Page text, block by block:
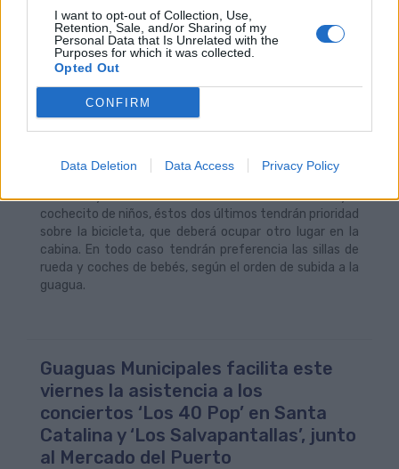
I want to opt-out of Collection, Use,
Retention, Sale, and/or Sharing of my
Personal Data that Is Unrelated with the
Purposes for which it was collected.
Opted Out
CONFIRM
Data Deletion Data Access Privacy Policy
sobre las bicicletas plegables -las únicas que pueden
viajar a bordo-. Se recuerda que se permite el acceso a
las guaguas con bicicletas plegables con el tamaño
equivalente a un equipaje de mano, pero siempre en
plegar la bicicleta antes de subir en la guagua. Solo se
permite una bicicleta por guagua y debe situarse en la
parte central, estando sujeta en todo momento por su
bicicleta y, simultáneamente, una silla de ruedas y/o
cochecito de niños, éstos dos últimos tendrán prioridad
sobre la bicicleta, que deberá ocupar otro lugar en la
cabina. En todo caso tendrán preferencia las sillas de
rueda y coches de bebés, según el orden de subida a la
guagua.
Guaguas Municipales facilita este
viernes la asistencia a los
conciertos ‘Los 40 Pop’ en Santa
Catalina y ‘Los Salvapantallas’, junto
al Mercado del Puerto